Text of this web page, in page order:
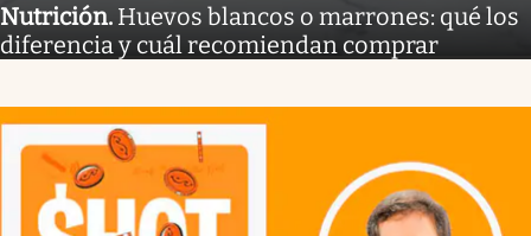
Nutrición. Huevos blancos o marrones: qué los
diferencia y cuál recomiendan comprar